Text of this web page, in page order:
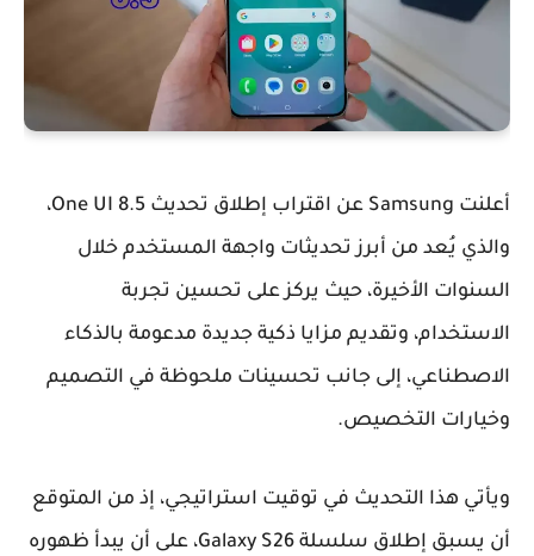
أعلنت Samsung عن اقتراب إطلاق تحديث One UI 8.5،
والذي يُعد من أبرز تحديثات واجهة المستخدم خلال
السنوات الأخيرة، حيث يركز على تحسين تجربة
الاستخدام، وتقديم مزايا ذكية جديدة مدعومة بالذكاء
الاصطناعي، إلى جانب تحسينات ملحوظة في التصميم
وخيارات التخصيص.
ويأتي هذا التحديث في توقيت استراتيجي، إذ من المتوقع
أن يسبق إطلاق سلسلة Galaxy S26، على أن يبدأ ظهوره